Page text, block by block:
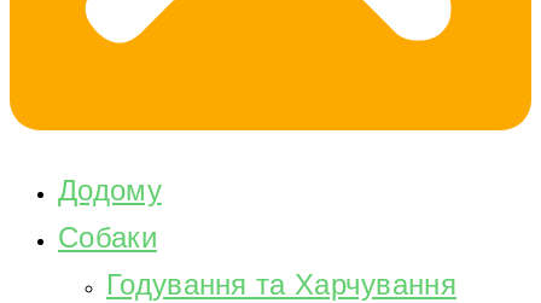
Додому
Собаки
Годування та Харчування